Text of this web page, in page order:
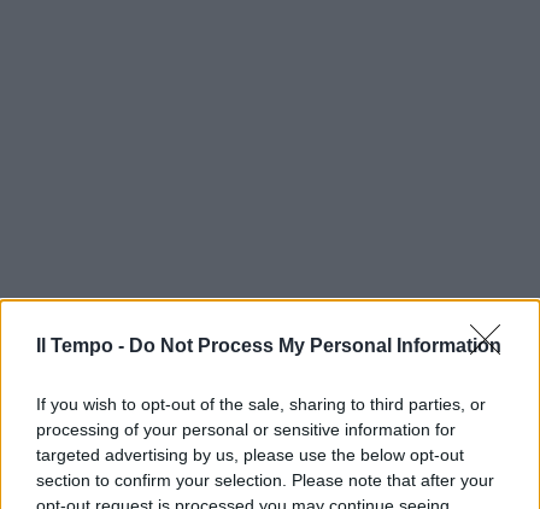
Il Tempo - Do Not Process My Personal Information
If you wish to opt-out of the sale, sharing to third parties, or
processing of your personal or sensitive information for
targeted advertising by us, please use the below opt-out
section to confirm your selection. Please note that after your
opt-out request is processed you may continue seeing